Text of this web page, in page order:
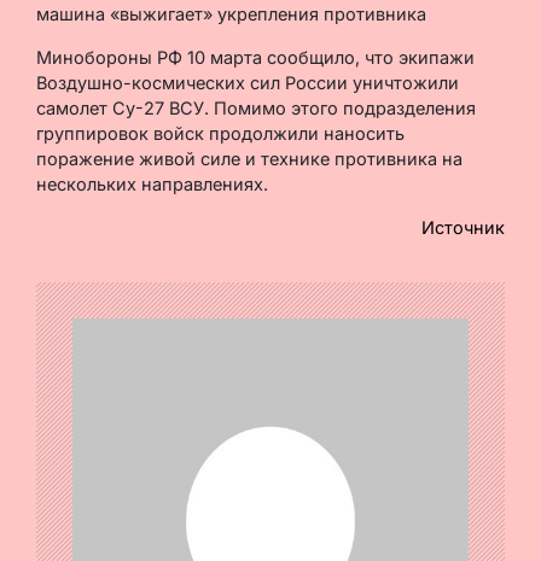
машина «выжигает» укрепления противника
Минобороны РФ 10 марта сообщило, что экипажи
Воздушно-космических сил России уничтожили
самолет Су-27 ВСУ. Помимо этого подразделения
группировок войск продолжили наносить
поражение живой силе и технике противника на
нескольких направлениях.
Источник